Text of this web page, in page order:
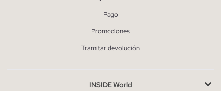
Pago
Promociones
Tramitar devolución
INSIDE World